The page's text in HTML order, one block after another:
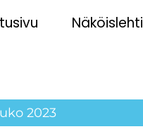
Näköislehti
2023